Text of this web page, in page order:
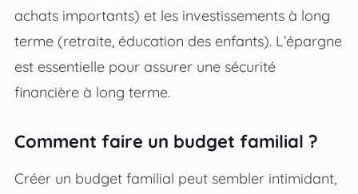
achats importants) et les investissements à long
terme (retraite, éducation des enfants). L’épargne
est essentielle pour assurer une sécurité
financière à long terme.
Comment faire un budget familial ?
Créer un budget familial peut sembler intimidant,